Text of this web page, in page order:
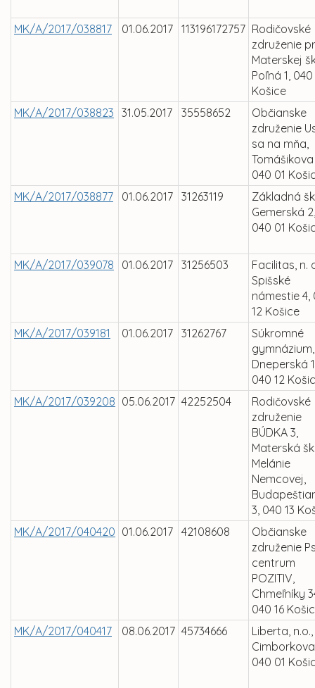
MK/A/2017/038817 01.06.2017 113196172757 Rodičovské
združenie
Materskej
Poľná 1, 040
Košice
MK/A/2017/038823 31.05.2017 35558652
Občianske
združenie
sa na mňa,
Tomášikova
040 01
MK/A/2017/038877
01.06.2017 31263119
Základná
Gemerská 2,
040 01
MK/A/2017/039078 01.06.2017 31256503
Facilitas, n.
Spišské
námestie 4,
12 Košice
MK/A/2017/039181
01.06.2017 31262767
Súkromné
gymnázium,
Dneperská
040 12
MK/A/2017/039208 05.06.2017 42252504
Rodičovské
združenie
BÚDKA 3,
Materská
Melánie
Nemcovej,
3, 040 13
MK/A/2017/040420 01.06.2017 42108608
Občianske
združenie
centrum
POZITIV,
Chmeľníky
040 16
MK/A/2017/040417
08.06.2017 45734666
Liberta, n.o.,
Cimborkova
040 01